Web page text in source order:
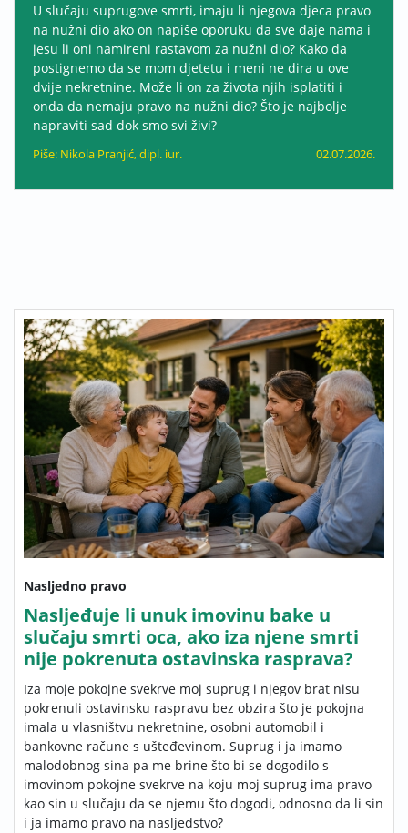
U slučaju suprugove smrti, imaju li njegova djeca pravo
na nužni dio ako on napiše oporuku da sve daje nama i
jesu li oni namireni rastavom za nužni dio? Kako da
postignemo da se mom djetetu i meni ne dira u ove
dvije nekretnine. Može li on za života njih isplatiti i
onda da nemaju pravo na nužni dio? Što je najbolje
napraviti sad dok smo svi živi?
Piše: Nikola Pranjić, dipl. iur. 02.07.2026.
Nasljedno pravo
Nasljeđuje li unuk imovinu bake u
slučaju smrti oca, ako iza njene smrti
nije pokrenuta ostavinska rasprava?
Iza moje pokojne svekrve moj suprug i njegov brat nisu
pokrenuli ostavinsku raspravu bez obzira što je pokojna
imala u vlasništvu nekretnine, osobni automobil i
bankovne račune s ušteđevinom. Suprug i ja imamo
malodobnog sina pa me brine što bi se dogodilo s
imovinom pokojne svekrve na koju moj suprug ima pravo
kao sin u slučaju da se njemu što dogodi, odnosno da li sin
i ja imamo pravo na nasljedstvo?